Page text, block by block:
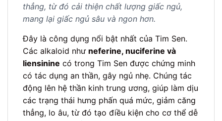
thẳng, từ đó cải thiện chất lượng giấc ngủ,
mang lại giấc ngủ sâu và ngon hơn.
Đây là công dụng nổi bật nhất của Tim Sen.
Các alkaloid như neferine, nuciferine và
liensinine có trong Tim Sen được chứng minh
có tác dụng an thần, gây ngủ nhẹ. Chúng tác
động lên hệ thần kinh trung ương, giúp làm dịu
các trạng thái hưng phấn quá mức, giảm căng
thẳng, lo âu, từ đó tạo điều kiện cho cơ thể dễ